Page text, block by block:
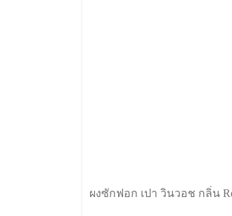
ผงซักฟอก เปา วินวอช กลิ่น